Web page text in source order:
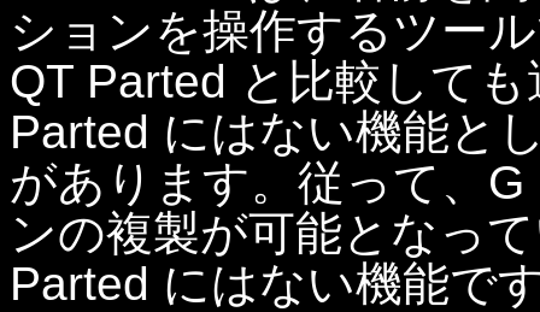
ションを操作するツー
QT Parted と比較して
Parted にはない機能と
があります。従って、
ンの複製が可能となっ
Parted にはない機能で